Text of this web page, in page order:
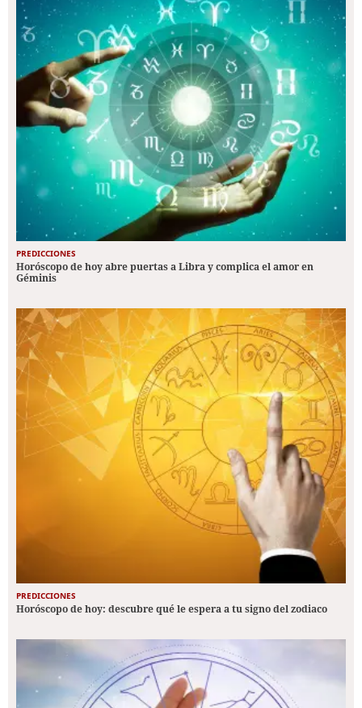
PREDICCIONES
Horóscopo de hoy abre puertas a Libra y complica el amor en
Géminis
PREDICCIONES
Horóscopo de hoy: descubre qué le espera a tu signo del zodiaco